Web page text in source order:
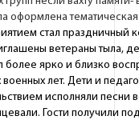
оформлена тематическая
стал праздничный
ветераны тыла,
более ярко и близко
лет. Дети и
исполняли песни
Гости получили